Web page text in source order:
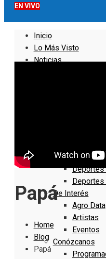
EN VIVO
Inicio
Lo Más Visto
Noticias
Deportes
Deportes
Deportes
De Interés
Agro Data
Artistas
Eventos
Conózcanos
Papá
Home
Blog
Papá